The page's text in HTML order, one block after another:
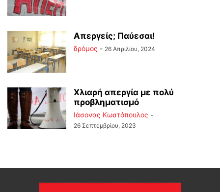
Απεργείς; Παύεσαι!
δρόμος - 26 Απριλίου, 2024
Χλιαρή απεργία με πολύ
προβληματισμό
Ιάσονας Κωστόπουλος -
26 Σεπτεμβρίου, 2023